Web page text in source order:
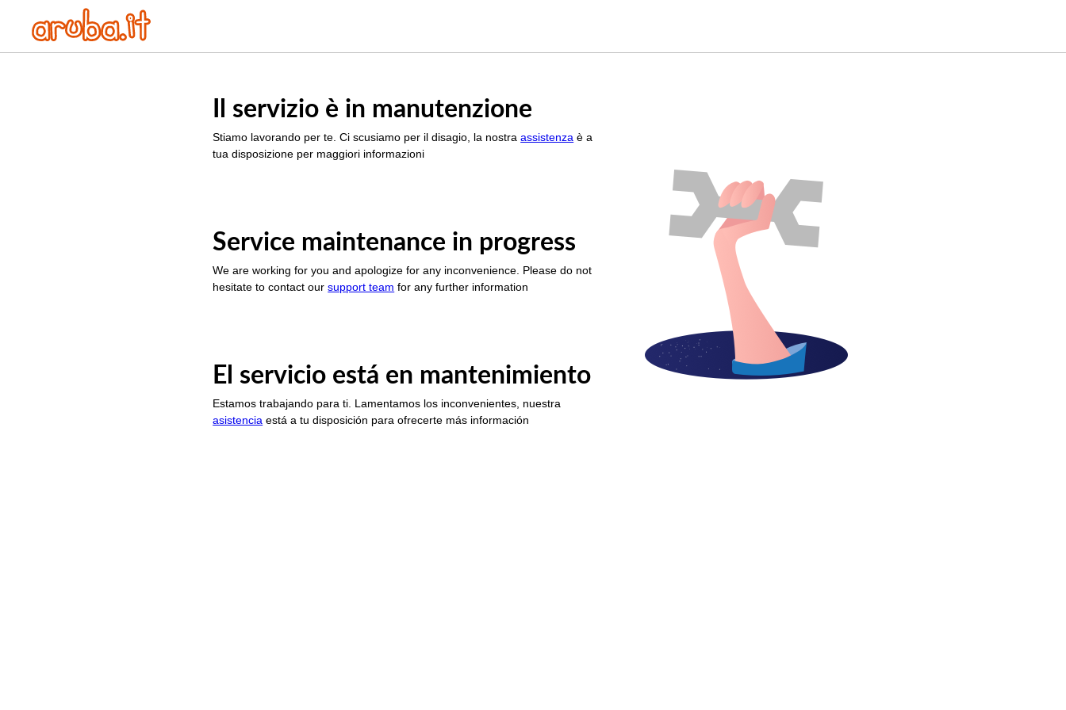
Il servizio è in manutenzione
Stiamo lavorando per te. Ci scusiamo per il disagio, la nostraassistenza è a
tua disposizione per maggiori informazioni
Service maintenance in progress
We are working for you and apologize for any inconvenience. Please do not
hesitate to contact oursupport team for any further information
El servicio está en mantenimiento
Estamos trabajando para ti. Lamentamos los inconvenientes, nuestra
asistencia está a tu disposición para ofrecerte más información